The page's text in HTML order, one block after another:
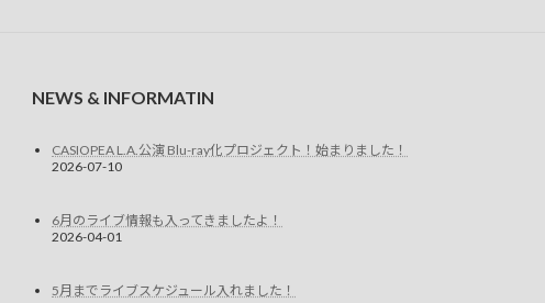
NEWS & INFORMATIN
CASIOPEA L.A.公演 Blu-ray化プロジェクト！始まりました！
2026-07-10
6月のライブ情報も入ってきましたよ！
2026-04-01
5月までライブスケジュール入れました！